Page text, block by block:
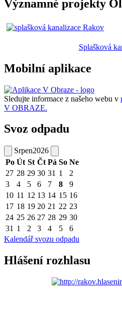
Významné projekty
Splašková
Mobilní aplikace
Sledujte informace z našeho webu v
V OBRAZE.
Svoz odpadu
Srpen2026
Po Út St Čt Pá So Ne
27 28 29 30 31 1
2
3
4 5 6 7 8
9
10 11 12 13 14 15 16
17 18 19 20 21 22 23
24 25 26 27 28 29 30
31 1 2 3 4 5
6
Kalendář svozu odpadu
Hlášení rozhlasu